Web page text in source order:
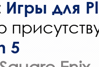
Игры для
5